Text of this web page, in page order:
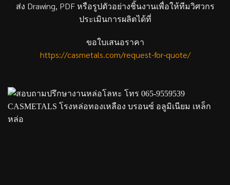
ส่ง Drawing, PDF หรือรูปตัวอย่างชิ้นงานเพื่อให้ทีมวิศวกร
ประเมินการผลิตได้ที่
ขอใบเสนอราคา
https://casmetals.com/request-for-quote/